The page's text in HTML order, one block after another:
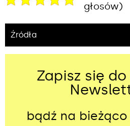
głosów)
Źródła
Zapisz się
bądź na